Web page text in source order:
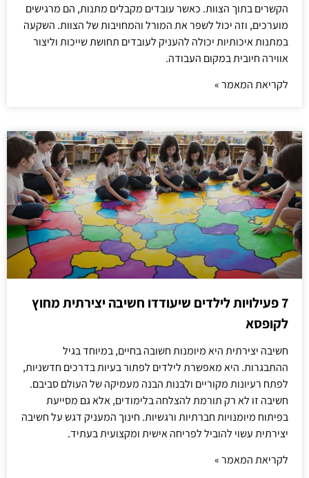
הקשרים בתוך הצוות. כאשר עובדים מקבלים מתנות, הם מרגישים
מוערכים, וזה יכול לשפר את המורל והמחויבות של הצוות. השקעה
במתנות איכותיות יכולה להעניק לעובדים תחושת שייכות וליצור
אווירה חיובית במקום העבודה.
לקריאת המאמר »
7 פעילויות לילדים שיעודדו חשיבה יצירתית מחוץ
לקופסא
חשיבה יצירתית היא מיומנות חשובה בחיים, במיוחד בגיל
ההתבגרות. היא מאפשרת לילדים לפתור בעיות בדרכים חדשניות,
לפתח רעיונות מקוריים ולבנות הבנה מעמיקה של העולם סביבם.
חשיבה זו לא רק תורמת להצלחה בלימודים, אלא גם מסייעת
בפיתוח מיומנויות חברתיות ורגשיות. חינוך המעניק דגש על חשיבה
יצירתית עשוי להוביל לפריחה אישית ומקצועית בעתיד.
לקריאת המאמר »